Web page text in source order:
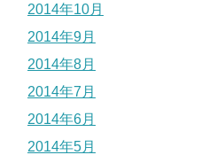
2014年10月
2014年9月
2014年8月
2014年7月
2014年6月
2014年5月